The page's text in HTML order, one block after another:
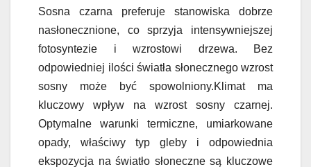
Sosna czarna preferuje stanowiska dobrze
nasłonecznione, co sprzyja intensywniejszej
fotosyntezie i wzrostowi drzewa. Bez
odpowiedniej ilości światła słonecznego wzrost
sosny może być spowolniony.Klimat ma
kluczowy wpływ na wzrost sosny czarnej.
Optymalne warunki termiczne, umiarkowane
opady, właściwy typ gleby i odpowiednia
ekspozycja na światło słoneczne są kluczowe